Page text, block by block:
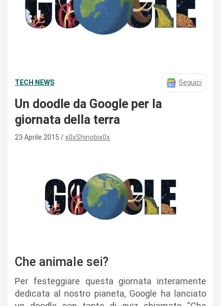
TECH NEWS Seguici
Un doodle da Google per la
giornata della terra
23 Aprile 2015 x0xShinobix0x
Che animale sei?
Per festeggiare questa giornata interamente
dedicata al nostro pianeta, Google ha lanciato